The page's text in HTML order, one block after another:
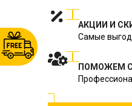
АКЦИИ И
Самые
ПОМОЖЕМ